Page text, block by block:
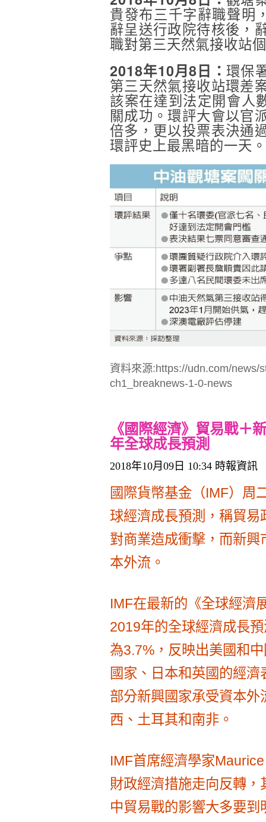
貴發布三千字辭職聲明
辭呈送行政院待核後，
職對第三天然氣接收站
2018年10月8日： 環保
第三天然氣接收站環差
該案在達到法定開會人
關成功。環評大會以官
倍多，更以投票表決通
環評史上最黑暗的一天。
資料來源:https://udn.com/news/
ch1_breaknews-1-0-news
《國際經濟》貿易戰＋
年全球成長預測
2018年10月09日 10:34 時報資訊
國際貨幣基金（IMF）周
球經濟成長預測，稱貿
對商業造成衝擊，而新
本外流。
IMF在最新的《全球經濟
2019年的全球經濟成長
為3.7%，反映出美國和
國家、日本和英國的經
部分新興國家承受資本
西、土耳其和南非。
IMF首席經濟學家
財政經濟措施走向反轉
中貿易戰的影響大多要